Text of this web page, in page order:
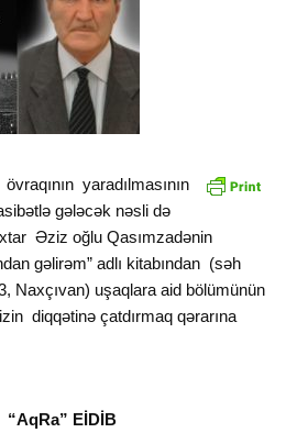
yaradılmasının
gələcək nəsli də
Əziz oğlu Qasımzadənin
gəlirəm” adlı kitabından (səh
Naxçıvan) uşaqlara aid bölümünün
diqqətinə çatdırmaq qərarına